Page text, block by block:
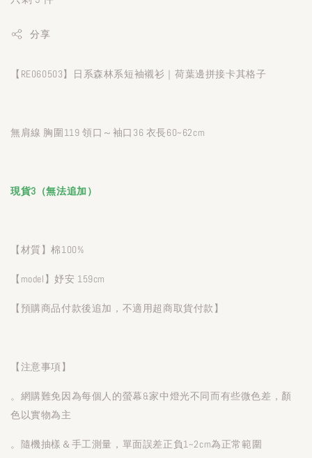
分享
【RE060503】日系森林系短袖襯衫｜荷葉邊拼接卡其格子
無肩線 胸圍119 領口～袖口36 衣長60~62cm
現貨3（無法追加）
【材質】棉100%
【model】妤安 159cm
【預購商品付款後追加，不適用超商取貨付款】
【注意事項】
。網購難免因為每個人的螢幕&家中燈光不同而有些微色差，顏
色以實物為主
。隨機抽樣＆手工測量，單面誤差正負1~2cm為正常範圍